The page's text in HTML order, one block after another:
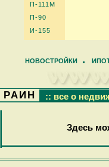
П-111М
П-90
И-155
НОВОСТРОЙКИ
РАИН :: все о
Здесь